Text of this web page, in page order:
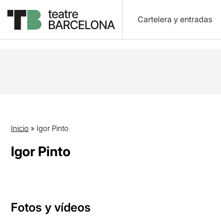
Cartelera y entradas
Inicio » Igor Pinto
Igor Pinto
Fotos y vídeos